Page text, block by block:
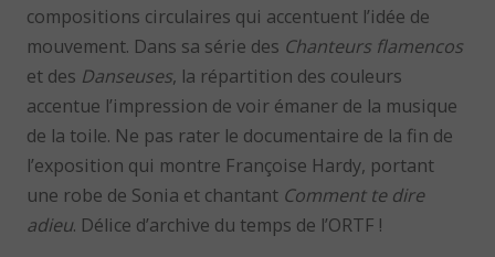
compositions circulaires qui accentuent l’idée de
mouvement. Dans sa série des Chanteurs flamencos
et des Danseuses, la répartition des couleurs
accentue l’impression de voir émaner de la musique
de la toile. Ne pas rater le documentaire de la fin de
l’exposition qui montre Françoise Hardy, portant
une robe de Sonia et chantant Comment te dire
adieu. Délice d’archive du temps de l’ORTF !